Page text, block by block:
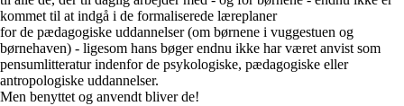
kommet til at indgå i de formaliserede læreplaner
for de pædagogiske uddannelser (om børnene i vuggestuen og
børnehaven) - ligesom hans bøger endnu ikke har været anvist som
pensumlitteratur indenfor de psykologiske, pædagogiske eller
antropologiske uddannelser.
Men benyttet og anvendt bliver de!